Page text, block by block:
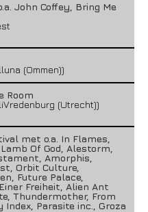
John Coffey, Bring Me
(Ommen))
Room
(Utrecht))
met o.a. In Flames,
Of God, Alestorm,
Amorphis,
Orbit Culture,
Future Palace,
Freiheit, Alien Ant
Thundermother, From
Index, Parasite inc., Groza